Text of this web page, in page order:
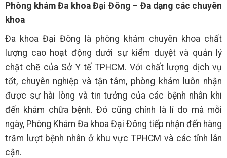
Phòng khám Đa khoa Đại Đông – Đa dạng các chuyên
khoa
Đa khoa Đại Đông là phòng khám chuyên khoa chất
lượng cao hoạt động dưới sự kiểm duyệt và quản lý
chặt chẽ của Sở Y tế TPHCM. Với chất lượng dịch vụ
tốt, chuyên nghiệp và tận tâm, phòng khám luôn nhận
được sự hài lòng và tin tưởng của các bệnh nhân khi
đến khám chữa bệnh. Đó cũng chính là lí do mà mỗi
ngày, Phòng Khám Đa khoa Đại Đông tiếp nhận đến hàng
trăm lượt bệnh nhân ở khu vực TPHCM và các tỉnh lân
cận.